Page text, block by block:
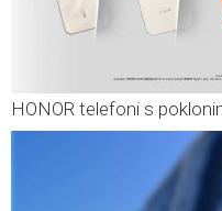
HONOR telefoni s